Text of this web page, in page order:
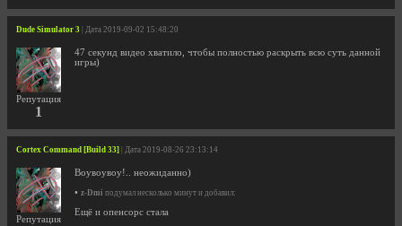
Dude Simulator 3 | Дата 2019-09-02 15:48:20
Репутация
1
47 секунд видео хватило, чтобы полностью раскрыть всю суть данной
игры)
Cortex Command [Build 33] | Дата 2019-08-26 23:13:14
Репутация
Воувоувоу!.. неожиданно)
• z-Dmi подумал несколько минут и добавил:
Ещё и опенсорс стала